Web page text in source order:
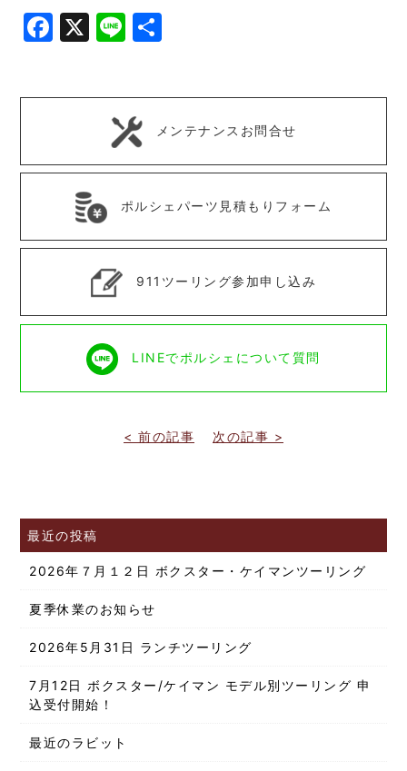
Facebook
X Line
メンテナンスお問合せ
ポルシェパーツ見積もりフォーム
911ツーリング参加申し込み
LINEでポルシェについて質問
< 前の記事 次の記事 >
最近の投稿
2026年７月１２日 ボクスター・ケイマンツーリング
夏季休業のお知らせ
2026年5月31日 ランチツーリング
7月12日 ボクスター/ケイマン モデル別ツーリング 申
込受付開始！
最近のラビット